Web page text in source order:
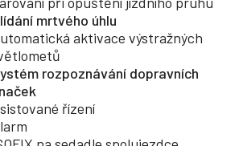
mrtvého úhlu
aktivace výstražných
rozpoznávání dopravních
řízení